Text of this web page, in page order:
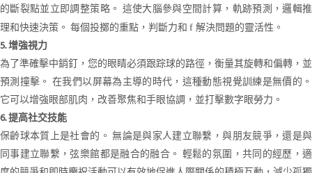
的斷裂點並立即調整策略。 這使大腦參與空間計算，軌跡預測，邏輯推
理和快速決策。 每個投擲的重點，判斷力和 f 解決問題的靈活性。
5. 增強視力
為了準確擊中銷釘，您的眼睛必須跟踪球的路徑，衡量其旋轉和偏轉，並
預測撞擊。 在我們以屏幕為主導的時代，這種動態視覺訓練是無價的。
它可以增強眼部肌肉，改善聚焦和手眼協調，並打擊數字眼勞力。
6. 提高社交技能
保齡球本質上是社會的。 無論是與家人建立聯繫，與朋友競爭，還是與
同事建立聯繫，弦樂館都是融合的融合。 輕鬆的氛圍，共同的經歷，適